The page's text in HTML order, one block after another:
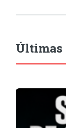
Últimas